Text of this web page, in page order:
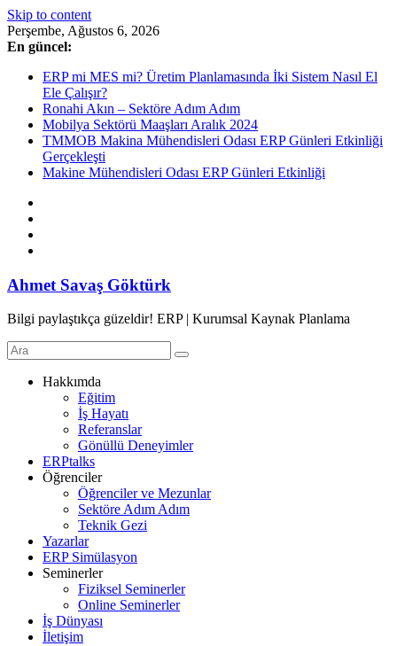
Skip to content
Perşembe, Ağustos 6, 2026
En güncel:
ERP mi MES mi? Üretim Planlamasında İki Sistem Nasıl El
Ele Çalışır?
Ronahi Akın – Sektöre Adım Adım
Mobilya Sektörü Maaşları Aralık 2024
TMMOB Makina Mühendisleri Odası ERP Günleri Etkinliği
Gerçekleşti
Makine Mühendisleri Odası ERP Günleri Etkinliği
Ahmet Savaş Göktürk
Bilgi paylaştıkça güzeldir! ERP | Kurumsal Kaynak Planlama
Hakkımda
Eğitim
İş Hayatı
Referanslar
Gönüllü Deneyimler
ERPtalks
Öğrenciler
Öğrenciler ve Mezunlar
Sektöre Adım Adım
Teknik Gezi
Yazarlar
ERP Simülasyon
Seminerler
Fiziksel Seminerler
Online Seminerler
İş Dünyası
İletişim